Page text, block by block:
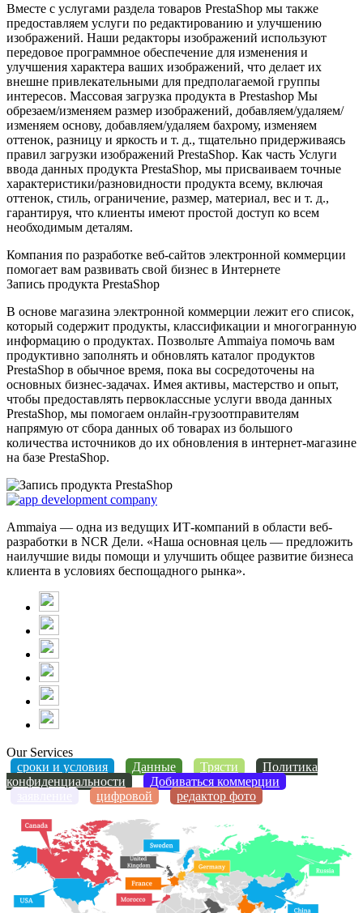
Вместе с услугами раздела товаров PrestaShop мы также
предоставляем услуги по редактированию и улучшению
изображений. Наши редакторы изображений используют
передовое программное обеспечение для изменения и
улучшения характера ваших изображений, что делает их
внешне привлекательными для предполагаемой группы
интересов. Массовая загрузка продукта в Prestashop Мы
обрезаем/изменяем размер изображений, добавляем/удаляем/
изменяем основу, добавляем/удаляем бахрому, изменяем
оттенок, разницу и яркость и т. д., тщательно придерживаясь
правил загрузки изображений PrestaShop. Как часть Услуги
ввода данных продукта PrestaShop, мы присваиваем точные
характеристики/разновидности продукта всему, включая
оттенок, стиль, ограничение, размер, материал, вес и т. д.,
гарантируя, что клиенты имеют простой доступ ко всем
необходимым деталям.
Компания по разработке веб-сайтов электронной коммерции
помогает вам развивать свой бизнес в Интернете
Запись продукта PrestaShop
В основе магазина электронной коммерции лежит его список,
который содержит продукты, классификации и многогранную
информацию о продуктах. Позвольте Ammaiya помочь вам
продуктивно заполнять и обновлять каталог продуктов
PrestaShop в обычное время, пока вы сосредоточены на
основных бизнес-задачах. Имея активы, мастерство и опыт,
чтобы предоставлять первоклассные услуги ввода данных
PrestaShop, мы помогаем онлайн-грузоотправителям
напрямую от сбора данных об товарах из большого
количества источников до их обновления в интернет-магазине
на базе PrestaShop.
Ammaiya — одна из ведущих ИТ-компаний в области веб-
разработки в NCR Дели. «Наша основная цель — предложить
наилучшие виды помощи и улучшить общее развитие бизнеса
клиента в условиях беспощадного рынка».
Our Services
сроки и условия
Данные Трясти
Политика
конфиденциальности
Добиваться коммерции
цифровой редактор фото